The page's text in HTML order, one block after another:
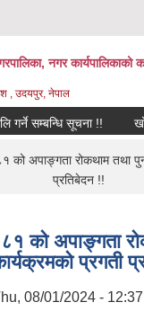
नगर कार्यपालिकाको
, उदयपुर, नेपाल
सम्बन्धि सूचना !!
अपाङ्गता रोकथाम तथा
प्रतिबेदन !!
को अपाङ्गता
प्रगती
08/01/2024 - 12:37